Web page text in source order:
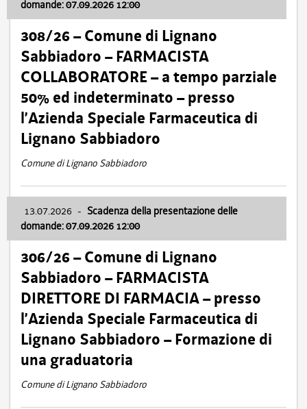
domande: 07.09.2026 12:00
308/26 – Comune di Lignano
Sabbiadoro – FARMACISTA
COLLABORATORE – a tempo parziale
50% ed indeterminato – presso
l’Azienda Speciale Farmaceutica di
Lignano Sabbiadoro
Comune di Lignano Sabbiadoro
13.07.2026 - Scadenza della presentazione delle
domande: 07.09.2026 12:00
306/26 – Comune di Lignano
Sabbiadoro – FARMACISTA
DIRETTORE DI FARMACIA – presso
l’Azienda Speciale Farmaceutica di
Lignano Sabbiadoro – Formazione di
una graduatoria
Comune di Lignano Sabbiadoro